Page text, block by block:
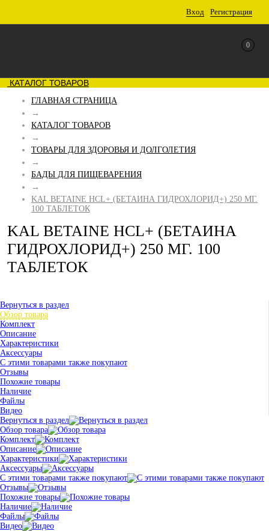
Вход Регистрация
0
КАТАЛОГ ТОВАРОВ
ГЛАВНАЯ СТРАНИЦА
→
КАТАЛОГ ТОВАРОВ
→
ТОВАРЫ ДЛЯ ЗДОРОВЬЯ И ДОЛГОЛЕТИЯ
→
БАДЫ ДЛЯ ПИЩЕВАРЕНИЯ
→
KAL BETAINE HCL+ (БЕТАИНА ГИДРОХЛОРИД+) 250 МГ.
100 ТАБЛЕТОК
KAL BETAINE HCL+ (БЕТАИНА
ГИДРОХЛОРИД+) 250 МГ. 100
ТАБЛЕТОК
Вернуться в раздел
Обзор товара
Комплект
Описание
Характеристики
Аксессуары
С этими товарами также покупают
Отзывы
Похожие товары
Наличие
Файлы
Видео
Вернуться в раздел
Обзор товара
Комплект
Описание
Характеристики
Аксессуары
С этими товарами также покупают
Отзывы
Похожие товары
Наличие
Файлы
Видео